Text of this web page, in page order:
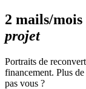
Métiers
Métiers
Que faire
Quels
2 mails/
projet
Portraits de
financement. Plus
pas vous ?